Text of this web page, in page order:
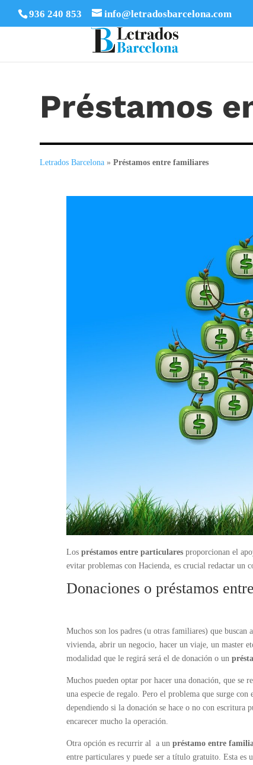
936 240 853 info@letradosbarcelona.com
Préstamos
Letrados Barcelona »Préstamos entre familiares
Lospréstamos entre particulares proporcionan el
evitar problemas con Hacienda, es crucial redactar un
Donaciones o préstamos
Muchos son los padres (u otras familiares) que buscan
vivienda, abrir un negocio, hacer un viaje, un master
modalidad que le regirá será el de donación o un
Muchos pueden optar por hacer una donación, que
una especie de regalo. Pero el problema que surge
dependiendo si la donación se hace o no con
encarecer mucho la operación.
Otra opción es recurrir al a unpréstamo entre
entre particulares y puede ser a título gratuito. Esta es